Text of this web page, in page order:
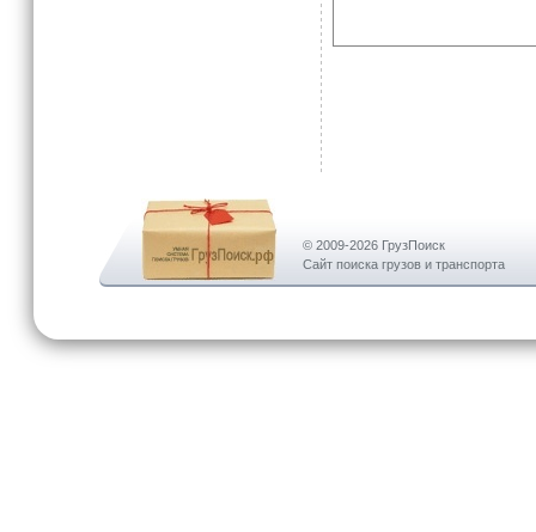
© 2009-2026 ГрузПоиск
Сайт поиска грузов и транспорта